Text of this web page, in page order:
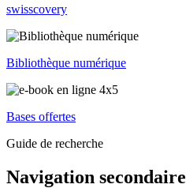
swisscovery
Bibliothèque numérique
Bases offertes
Guide de recherche
Navigation secondaire